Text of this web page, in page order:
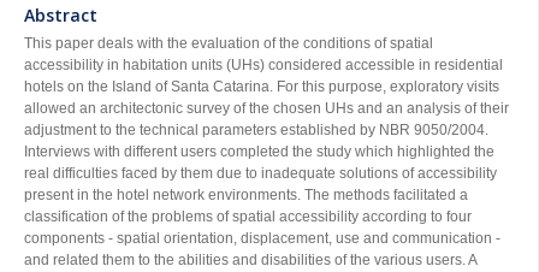
Abstract
This paper deals with the evaluation of the conditions of spatial
accessibility in habitation units (UHs) considered accessible in residential
hotels on the Island of Santa Catarina. For this purpose, exploratory visits
allowed an architectonic survey of the chosen UHs and an analysis of their
adjustment to the technical parameters established by NBR 9050/2004.
Interviews with different users completed the study which highlighted the
real difficulties faced by them due to inadequate solutions of accessibility
present in the hotel network environments. The methods facilitated a
classification of the problems of spatial accessibility according to four
components - spatial orientation, displacement, use and communication -
and related them to the abilities and disabilities of the various users. A